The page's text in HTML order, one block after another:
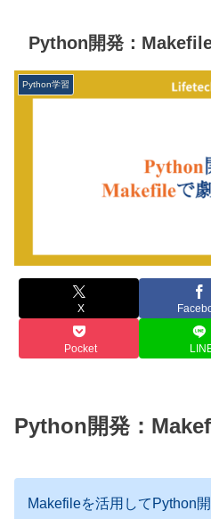
Python開発：
Python学習
X
Pocket
Python開発：
Makefileを活用してPython